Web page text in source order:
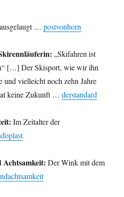
…postvonhorn
„Skifahren ist
[…] Der Skisport, wie wir ihn
und vielleicht noch zehn Jahre
keine Zukunft …derstandard
Im Zeitalter der
Achtsamkeit: Der Wink mit dem